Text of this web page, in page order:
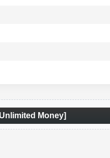
Money]